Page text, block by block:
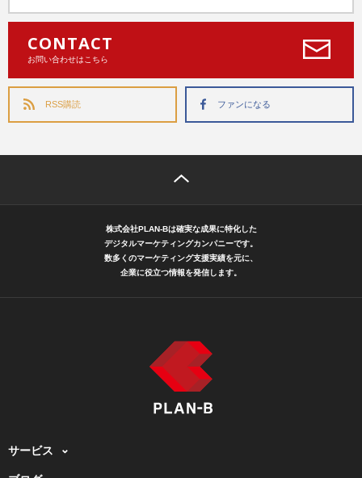
CONTACT
お問い合わせはこちら
RSS購読 ファンになる
株式会社PLAN-Bは確実な成果に特化した
デジタルマーケティングカンパニーです。
数多くのマーケティング支援実績を元に、
企業に役立つ情報を発信します。
サービス